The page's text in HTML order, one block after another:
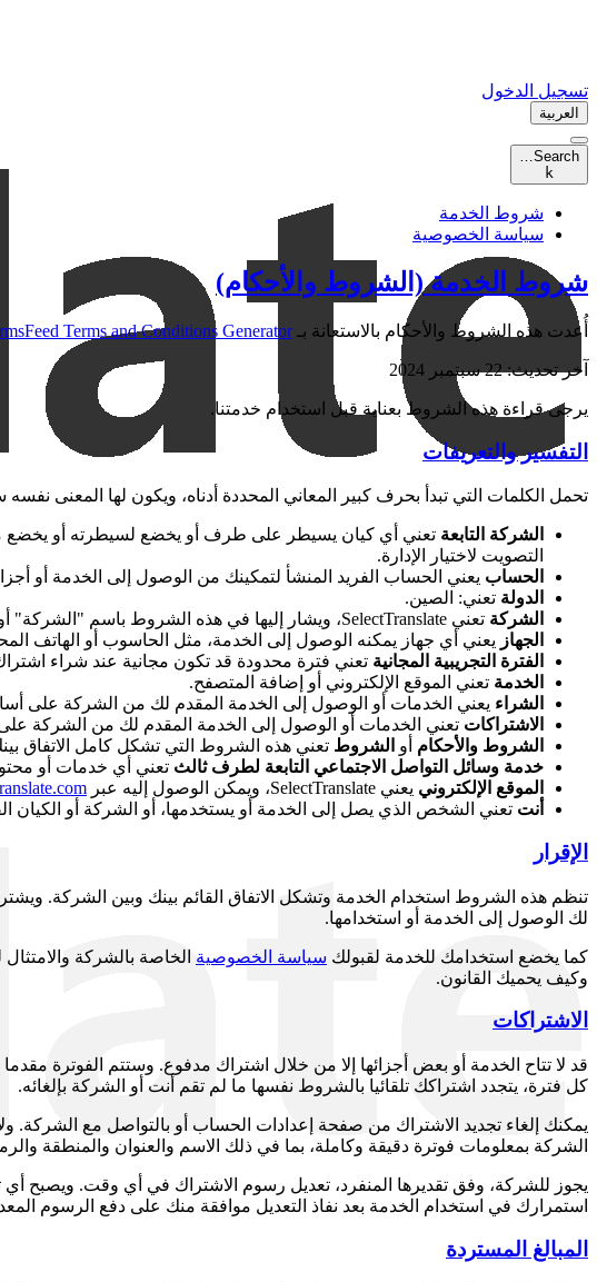
تسجيل الدخول
العربية
Search…
k
شروط الخدمة
سياسة الخصوصية
شروط الخدمة (الشروط والأحكام)
أُعدت هذه الشروط والأحكام بالاستعانة بـTerms and Conditions Generator
آخر تحديث: 22 سبتمبر 2024
يرجى قراءة هذه الشروط بعناية قبل استخدام خدمتنا.
التفسير والتعريفات
تحمل الكلمات التي تبدأ بحرف كبير المعاني المحددة أدناه، ويكون لها المعنى
الشركة التابعة
التصويت لاختيار الإدارة.
الحساب يعني الحساب الفريد المنشأ لتمكينك من الوصول إلى الخدمة أو
الدولة تعني: الصين.
الشركة تعني SelectTranslate، ويشار إليها في هذه الشروط باسم "الشركة" أو "نحن" أو "لنا".
الجهاز يعني أي جهاز يمكنه الوصول إلى الخدمة، مثل الحاسوب أو الهاتف
الفترة التجريبية المجانية تعني فترة محدودة قد تكون مجانية عند شراء
الخدمة تعني الموقع الإلكتروني أو إضافة المتصفح.
الشراء يعني الخدمات أو الوصول إلى الخدمة المقدم لك من الشركة على
الاشتراكات تعني الخدمات أو الوصول إلى الخدمة المقدم لك من الشركة
الشروط والأحكام أو الشروط تعني هذه الشروط التي تشكل كامل الاتفاق
خدمة وسائل التواصل الاجتماعي التابعة لطرف ثالث تعني أي خدمات أو
الموقع الإلكتروني يعني SelectTranslate، ويمكن الوصول إليه عبر
أنت تعني الشخص الذي يصل إلى الخدمة أو يستخدمها، أو الشركة أو الكيان
الإقرار
تنظم هذه الشروط استخدام الخدمة وتشكل الاتفاق القائم بينك وبين الشركة.
لك الوصول إلى الخدمة أو استخدامها.
كما يخضع استخدامك للخدمة لقبولك سياسة الخصوصية الخاصة بالشركة
وكيف يحميك القانون.
الاشتراكات
قد لا تتاح الخدمة أو بعض أجزائها إلا من خلال اشتراك مدفوع. وستتم الفوترة
كل فترة، يتجدد اشتراكك تلقائيا بالشروط نفسها ما لم تقم أنت أو الشركة بإلغائه.
يمكنك إلغاء تجديد الاشتراك من صفحة إعدادات الحساب أو بالتواصل مع الشركة.
الشركة بمعلومات فوترة دقيقة وكاملة، بما في ذلك الاسم والعنوان والمنطقة
يجوز للشركة، وفق تقديرها المنفرد، تعديل رسوم الاشتراك في أي وقت. ويصبح أي
استمرارك في استخدام الخدمة بعد نفاذ التعديل موافقة منك على دفع الرسوم
المبالغ المستردة